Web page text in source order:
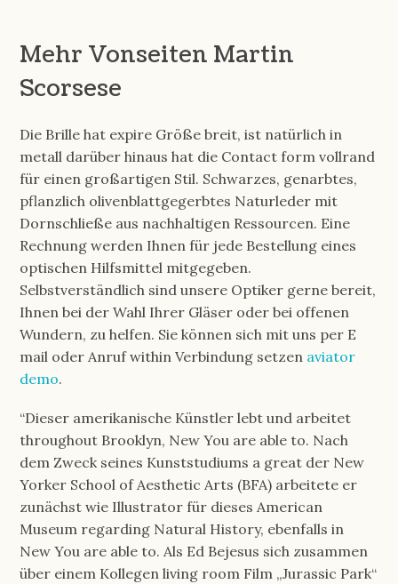
Mehr Vonseiten Martin
Scorsese
Die Brille hat expire Größe breit, ist natürlich in
metall darüber hinaus hat die Contact form vollrand
für einen großartigen Stil. Schwarzes, genarbtes,
pflanzlich olivenblattgegerbtes Naturleder mit
Dornschließe aus nachhaltigen Ressourcen. Eine
Rechnung werden Ihnen für jede Bestellung eines
optischen Hilfsmittel mitgegeben.
Selbstverständlich sind unsere Optiker gerne bereit,
Ihnen bei der Wahl Ihrer Gläser oder bei offenen
Wundern, zu helfen. Sie können sich mit uns per E
mail oder Anruf within Verbindung setzen aviator
demo.
“Dieser amerikanische Künstler lebt und arbeitet
throughout Brooklyn, New You are able to. Nach
dem Zweck seines Kunststudiums a great der New
Yorker School of Aesthetic Arts (BFA) arbeitete er
zunächst wie Illustrator für dieses American
Museum regarding Natural History, ebenfalls in
New You are able to. Als Ed Bejesus sich zusammen
über einem Kollegen living room Film „Jurassic Park“